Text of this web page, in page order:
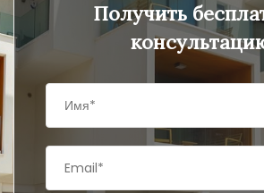
Получить